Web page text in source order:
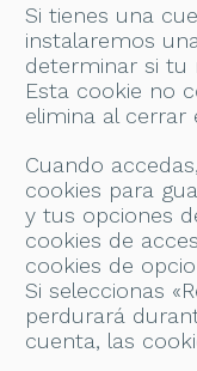
Si tienes una
instalaremos
determinar si tu
Esta cookie no
elimina al cerrar
Cuando
cookies para
y tus opciones
cookies de
cookies de
Si seleccionas
perdurará
cuenta, las